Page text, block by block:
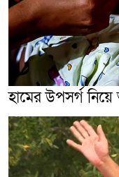
হামের উপসর্গ